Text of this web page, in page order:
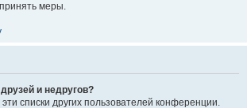
меры.
и недругов?
списки других пользователей конференции.